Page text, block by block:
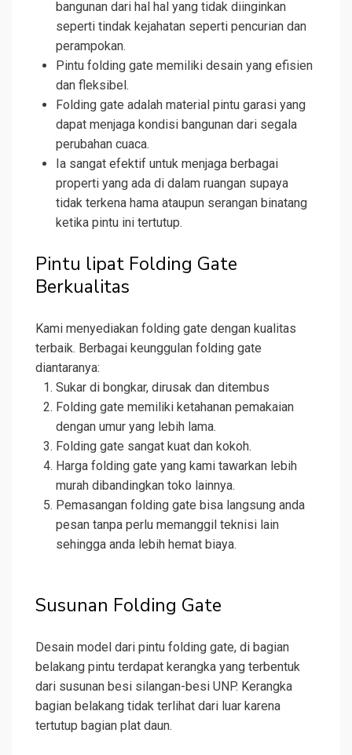
bangunan dari hal hal yang tidak diinginkan
seperti tindak kejahatan seperti pencurian dan
perampokan.
Pintu folding gate memiliki desain yang efisien
dan fleksibel.
Folding gate adalah material pintu garasi yang
dapat menjaga kondisi bangunan dari segala
perubahan cuaca.
Ia sangat efektif untuk menjaga berbagai
properti yang ada di dalam ruangan supaya
tidak terkena hama ataupun serangan binatang
ketika pintu ini tertutup.
Pintu lipat Folding Gate
Berkualitas
Kami menyediakan folding gate dengan kualitas
terbaik. Berbagai keunggulan folding gate
diantaranya:
Sukar di bongkar, dirusak dan ditembus
Folding gate memiliki ketahanan pemakaian
dengan umur yang lebih lama.
Folding gate sangat kuat dan kokoh.
Harga folding gate yang kami tawarkan lebih
murah dibandingkan toko lainnya.
Pemasangan folding gate bisa langsung anda
pesan tanpa perlu memanggil teknisi lain
sehingga anda lebih hemat biaya.
Susunan Folding Gate
Desain model dari pintu folding gate, di bagian
belakang pintu terdapat kerangka yang terbentuk
dari susunan besi silangan-besi UNP. Kerangka
bagian belakang tidak terlihat dari luar karena
tertutup bagian plat daun.